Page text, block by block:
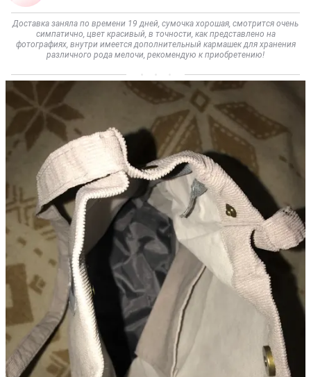
Доставка заняла по времени 19 дней, сумочка хорошая, смотрится очень
симпатично, цвет красивый, в точности, как представлено на
фотографиях, внутри имеется дополнительный кармашек для хранения
различного рода мелочи, рекомендую к приобретению!